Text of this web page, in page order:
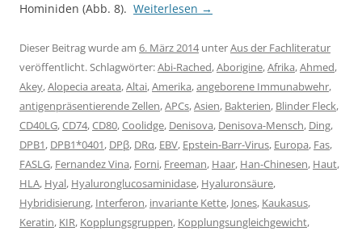
Hominiden (Abb. 8). Weiterlesen →
Dieser Beitrag wurde am 6. März 2014unterAus der Fachliteratur
veröffentlicht. Schlagwörter:Abi-Rached,Aborigine,Afrika,Ahmed,
Akey,Alopecia areata,Altai,Amerika,angeborene Immunabwehr,
antigenpräsentierende Zellen,APCs,Asien, Bakterien, Blinder Fleck,
CD40LG,CD74,CD80,Coolidge, Denisova, Denisova-Mensch, Ding,
DPB1, DPB1*0401, DPβ, DRα, EBV, Epstein-Barr-Virus, Europa, Fas,
FASLG, Fernandez Vina, Forni, Freeman, Haar, Han-Chinesen, Haut,
HLA, Hyal, Hyaluronglucosaminidase, Hyaluronsäure,
Hybridisierung, Interferon, invariante Kette, Jones, Kaukasus,
Keratin, KIR, Kopplungsgruppen, Kopplungsungleichgewicht,